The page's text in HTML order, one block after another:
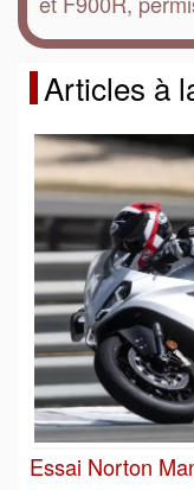
Articles à
Essai Norton